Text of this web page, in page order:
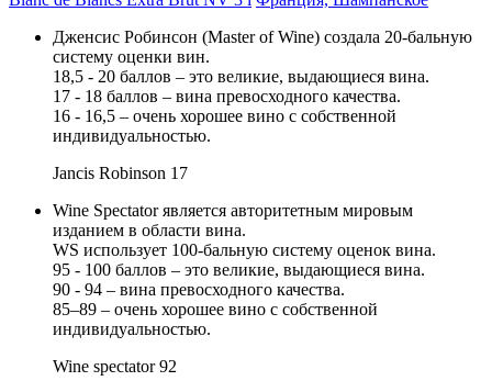
Дженсис Робинсон (Master of Wine) создала 20-бальную
систему оценки вин.
18,5 - 20 баллов – это великие, выдающиеся вина.
17 - 18 баллов – вина превосходного качества.
16 - 16,5 – очень хорошее вино с собственной
индивидуальностью.
Jancis Robinson 17
Wine Spectator является авторитетным мировым
изданием в области вина.
WS использует 100-бальную систему оценок вина.
95 - 100 баллов – это великие, выдающиеся вина.
90 - 94 – вина превосходного качества.
85–89 – очень хорошее вино с собственной
индивидуальностью.
Wine spectator 92